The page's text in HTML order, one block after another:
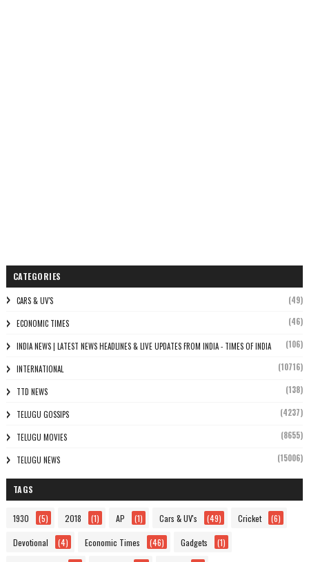
CATEGORIES
CARS & UV'S (49)
ECONOMIC TIMES (46)
INDIA NEWS | LATEST NEWS HEADLINES & LIVE UPDATES FROM INDIA - TIMES OF INDIA (106)
INTERNATIONAL (10716)
TTD NEWS (138)
TELUGU GOSSIPS (4237)
TELUGU MOVIES (8655)
TELUGU NEWS (15006)
TAGS
1930 (5) 2018 (1) AP (1) Cars & UV's (49) Cricket (6)
Devotional (4) Economic Times (46) Gadgets (1)